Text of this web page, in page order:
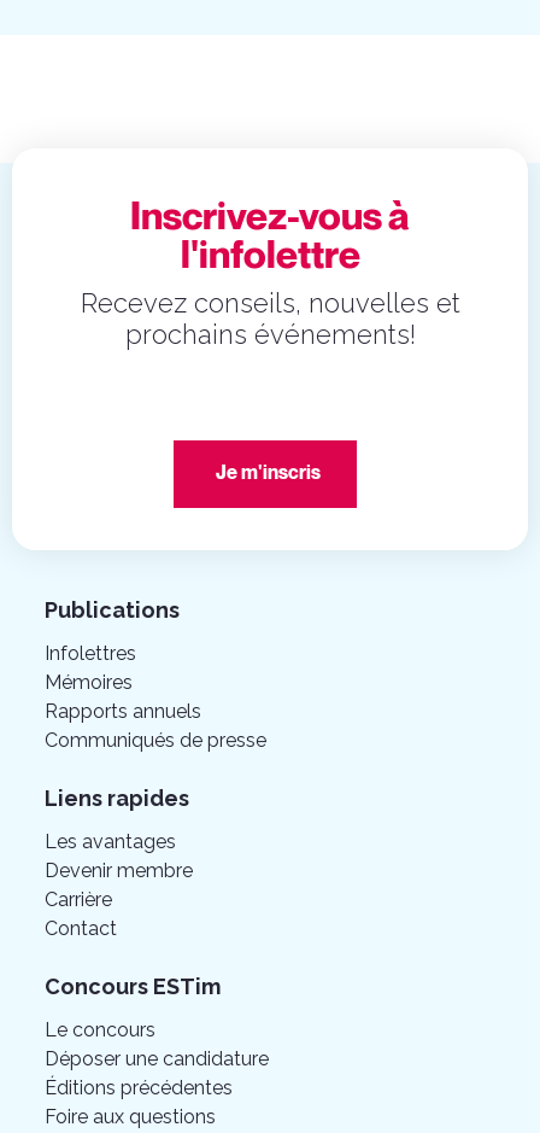
Inscrivez-vous à
l'infolettre
Recevez conseils, nouvelles et
prochains événements!
Je m'inscris
Publications
Infolettres
Mémoires
Rapports annuels
Communiqués de presse
Liens rapides
Les avantages
Devenir membre
Carrière
Contact
Concours ESTim
Le concours
Déposer une candidature
Éditions précédentes
Foire aux questions